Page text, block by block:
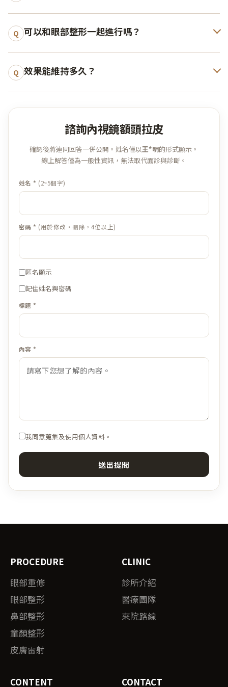
Q 可以和眼部整形一起進行嗎？
Q 效果能維持多久？
諮詢內視鏡額頭拉皮
確認後將連同回答一併公開。姓名僅以王*明的形式顯示。
線上解答僅為一般性資訊，無法取代面診與診斷。
姓名 * (2~5個字)
密碼 * (用於修改·刪除，4位以上)
匿名顯示
記住姓名與密碼
標題 *
內容 *
我同意蒐集及使用個人資料。
送出提問
PROCEDURE
眼部重修
眼部整形
鼻部整形
童顏整形
皮膚雷射
CLINIC
診所介紹
醫療團隊
來院路線
CONTENT CONTACT